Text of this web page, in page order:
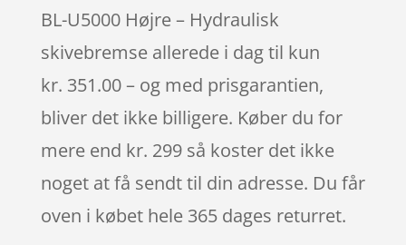
BL-U5000 Højre – Hydraulisk
skivebremse allerede i dag til kun
kr. 351.00 – og med prisgarantien,
bliver det ikke billigere. Køber du for
mere end kr. 299 så koster det ikke
noget at få sendt til din adresse. Du får
oven i købet hele 365 dages returret.